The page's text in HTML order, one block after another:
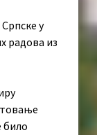
у
радова из
било